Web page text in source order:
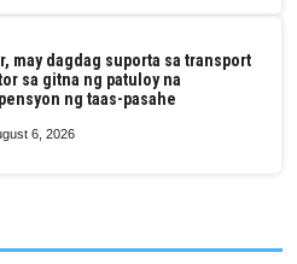
may dagdag suporta sa transport
sa gitna ng patuloy na
ng taas-pasahe
6, 2026